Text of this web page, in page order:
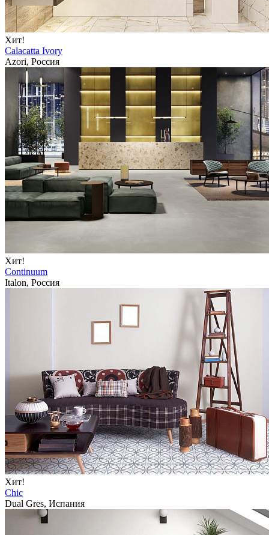
Хит!
Calacatta Ivory
Azori, Россия
Хит!
Continuum
Italon, Россия
Хит!
Chic
Dual Gres, Испания